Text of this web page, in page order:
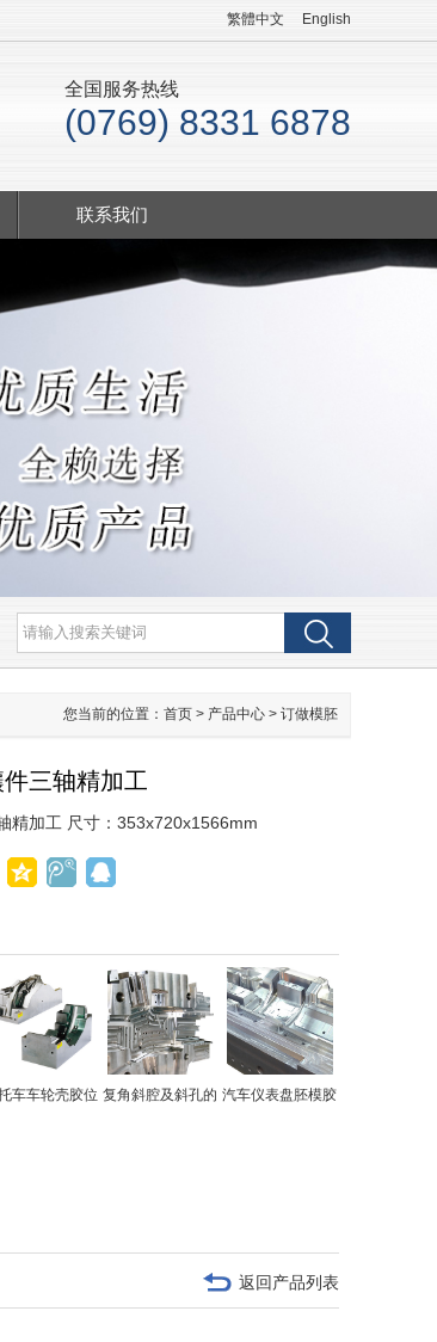
繁體中文 English
全国服务热线
(0769) 8331 6878
联系我们
您当前的位置： 首页 > 产品中心 > 订做模胚
三轴精加工
精加工 尺寸：353x720x1566mm
车车轮壳胶位 复角斜腔及斜孔的 汽车仪表盘胚模胶
返回产品列表